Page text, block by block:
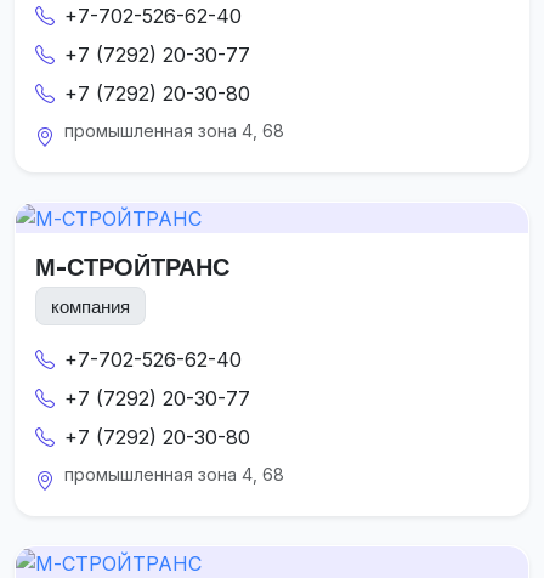
+7-702-526-62-40
+7 (7292) 20-30-77
+7 (7292) 20-30-80
промышленная зона 4, 68
М-СТРОЙТРАНС
компания
+7-702-526-62-40
+7 (7292) 20-30-77
+7 (7292) 20-30-80
промышленная зона 4, 68